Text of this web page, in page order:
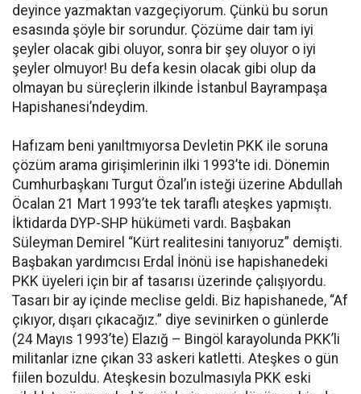
deyince yazmaktan vazgeçiyorum. Çünkü bu sorun
esasında şöyle bir sorundur. Çözüme dair tam iyi
şeyler olacak gibi oluyor, sonra bir şey oluyor o iyi
şeyler olmuyor! Bu defa kesin olacak gibi olup da
olmayan bu süreçlerin ilkinde İstanbul Bayrampaşa
Hapishanesi’ndeydim.
Hafızam beni yanıltmıyorsa Devletin PKK ile soruna
çözüm arama girişimlerinin ilki 1993’te idi. Dönemin
Cumhurbaşkanı Turgut Özal’ın isteği üzerine Abdullah
Öcalan 21 Mart 1993’te tek taraflı ateşkes yapmıştı.
İktidarda DYP-SHP hükümeti vardı. Başbakan
Süleyman Demirel “Kürt realitesini tanıyoruz” demişti.
Başbakan yardımcısı Erdal İnönü ise hapishanedeki
PKK üyeleri için bir af tasarısı üzerinde çalışıyordu.
Tasarı bir ay içinde meclise geldi. Biz hapishanede, “Af
çıkıyor, dışarı çıkacağız.” diye sevinirken o günlerde
(24 Mayıs 1993’te) Elazığ – Bingöl karayolunda PKK’li
militanlar izne çıkan 33 askeri katletti. Ateşkes o gün
fiilen bozuldu. Ateşkesin bozulmasıyla PKK eski